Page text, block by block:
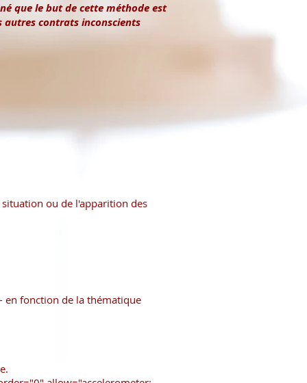
que le but de cette méthode est
contrats inconscients
ou de l'apparition des
en fonction de la thématique